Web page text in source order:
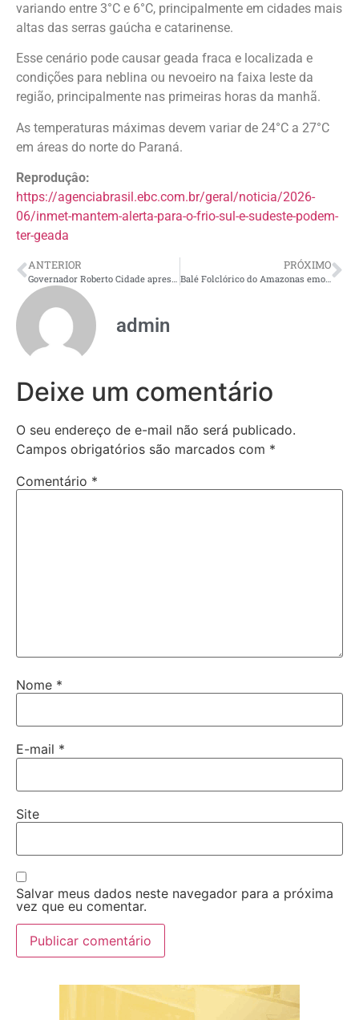
variando entre 3°C e 6°C, principalmente em cidades mais
altas das serras gaúcha e catarinense.
Esse cenário pode causar geada fraca e localizada e
condições para neblina ou nevoeiro na faixa leste da
região, principalmente nas primeiras horas da manhã.
As temperaturas máximas devem variar de 24°C a 27°C
em áreas do norte do Paraná.
Reproduçâo:
https://agenciabrasil.ebc.com.br/geral/noticia/2026-
06/inmet-mantem-alerta-para-o-frio-sul-e-sudeste-podem-
ter-geada
ANTERIOR PRÓXIMO
Balé Folclórico do Amazonas emociona público com o espetáculo ‘I Kama Iaba’ no Teatro Amazonas
admin
Deixe um comentário
O seu endereço de e-mail não será publicado.
Campos obrigatórios são marcados com *
Comentário *
Nome *
E-mail *
Site
Salvar meus dados neste navegador para a próxima
vez que eu comentar.